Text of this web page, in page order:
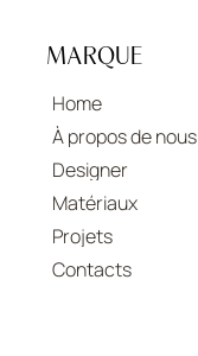
MARQUE
Home
À propos de nous
Designer
Matériaux
Projets
Contacts